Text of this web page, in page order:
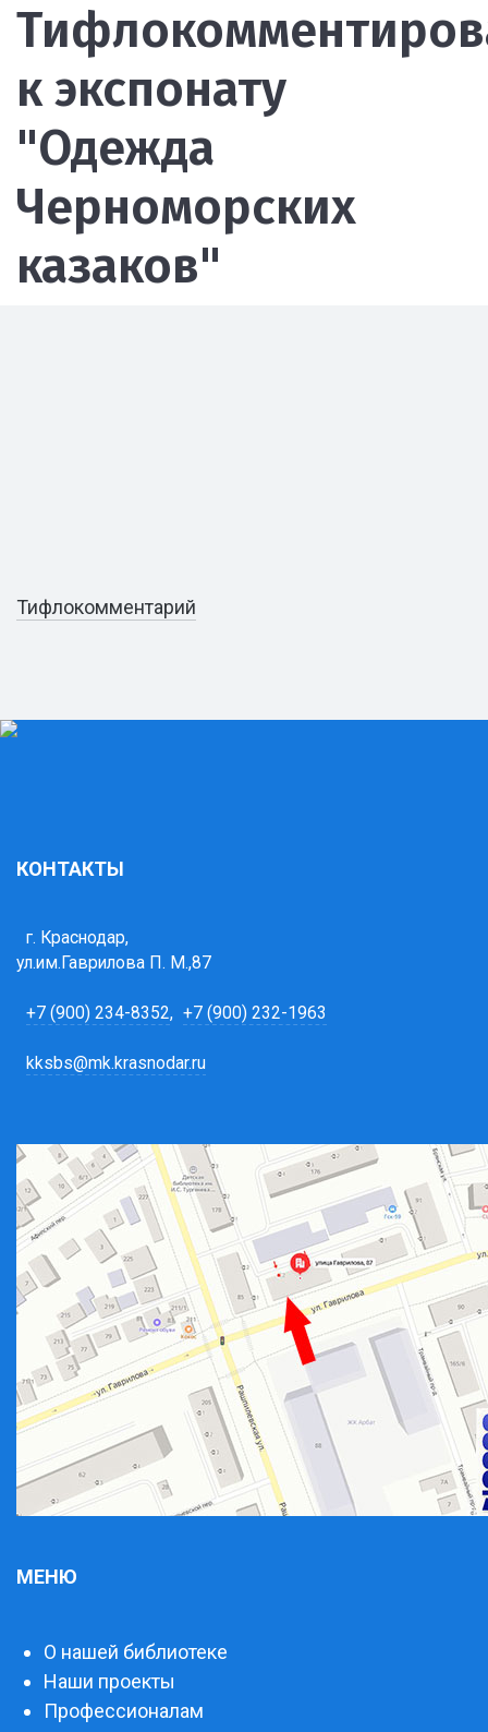
к экспонату
"Одежда
Черноморских
казаков"
Тифлокомментарий
КОНТАКТЫ
г. Краснодар,
ул.им.Гаврилова П. М.,87
+7 (900) 234-8352, +7 (900) 232-1963
kksbs@mk.krasnodar.ru
МЕНЮ
О нашей библиотеке
Наши проекты
Профессионалам